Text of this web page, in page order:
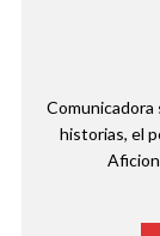
Comunicadora
historias, el